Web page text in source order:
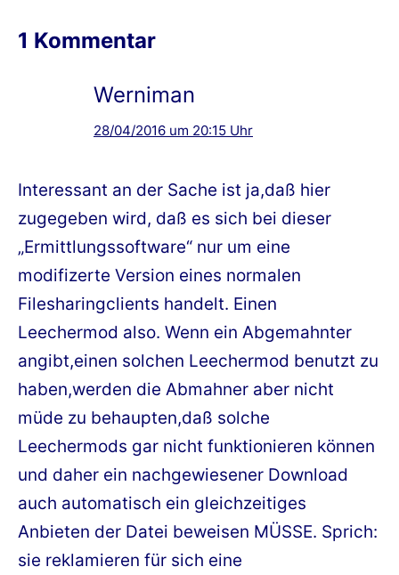
1 Kommentar
Werniman
28/04/2016 um 20:15 Uhr
Interessant an der Sache ist ja,daß hier
zugegeben wird, daß es sich bei dieser
„Ermittlungssoftware“ nur um eine
modifizerte Version eines normalen
Filesharingclients handelt. Einen
Leechermod also. Wenn ein Abgemahnter
angibt,einen solchen Leechermod benutzt zu
haben,werden die Abmahner aber nicht
müde zu behaupten,daß solche
Leechermods gar nicht funktionieren können
und daher ein nachgewiesener Download
auch automatisch ein gleichzeitiges
Anbieten der Datei beweisen MÜSSE. Sprich:
sie reklamieren für sich eine